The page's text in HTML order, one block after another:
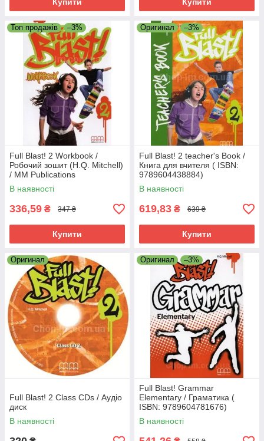
Топ продажів –3%
Full Blast! 2 Workbook /
Робочий зошит (H.Q. Mitchell)
/ MM Publications
В наявності
336,59 ₴ 347 ₴
Купити
Оригинал –3%
Full Blast! 2 teacher's Book /
Книга для вчителя ( ISBN:
9789604438884)
В наявності
619,83 ₴ 639 ₴
Купити
Оригинал
Full Blast! 2 Class CDs / Аудіо
диск
В наявності
Оригинал –3%
Full Blast! Grammar
Elementary / Граматика (
ISBN: 9789604781676)
В наявності